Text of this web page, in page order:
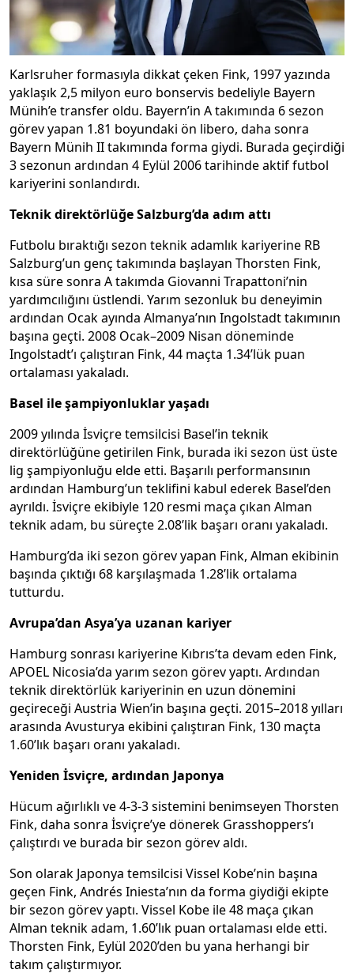
Karlsruher formasıyla dikkat çeken Fink, 1997 yazında
yaklaşık 2,5 milyon euro bonservis bedeliyle Bayern
Münih’e transfer oldu. Bayern’in A takımında 6 sezon
görev yapan 1.81 boyundaki ön libero, daha sonra
Bayern Münih II takımında forma giydi. Burada geçirdiği
3 sezonun ardından 4 Eylül 2006 tarihinde aktif futbol
kariyerini sonlandırdı.
Teknik direktörlüğe Salzburg’da adım attı
Futbolu bıraktığı sezon teknik adamlık kariyerine RB
Salzburg’un genç takımında başlayan Thorsten Fink,
kısa süre sonra A takımda Giovanni Trapattoni’nin
yardımcılığını üstlendi. Yarım sezonluk bu deneyimin
ardından Ocak ayında Almanya’nın Ingolstadt takımının
başına geçti. 2008 Ocak–2009 Nisan döneminde
Ingolstadt’ı çalıştıran Fink, 44 maçta 1.34’lük puan
ortalaması yakaladı.
Basel ile şampiyonluklar yaşadı
2009 yılında İsviçre temsilcisi Basel’in teknik
direktörlüğüne getirilen Fink, burada iki sezon üst üste
lig şampiyonluğu elde etti. Başarılı performansının
ardından Hamburg’un teklifini kabul ederek Basel’den
ayrıldı. İsviçre ekibiyle 120 resmi maça çıkan Alman
teknik adam, bu süreçte 2.08’lik başarı oranı yakaladı.
Hamburg’da iki sezon görev yapan Fink, Alman ekibinin
başında çıktığı 68 karşılaşmada 1.28’lik ortalama
tutturdu.
Avrupa’dan Asya’ya uzanan kariyer
Hamburg sonrası kariyerine Kıbrıs’ta devam eden Fink,
APOEL Nicosia’da yarım sezon görev yaptı. Ardından
teknik direktörlük kariyerinin en uzun dönemini
geçireceği Austria Wien’in başına geçti. 2015–2018 yılları
arasında Avusturya ekibini çalıştıran Fink, 130 maçta
1.60’lık başarı oranı yakaladı.
Yeniden İsviçre, ardından Japonya
Hücum ağırlıklı ve 4-3-3 sistemini benimseyen Thorsten
Fink, daha sonra İsviçre’ye dönerek Grasshoppers’ı
çalıştırdı ve burada bir sezon görev aldı.
Son olarak Japonya temsilcisi Vissel Kobe’nin başına
geçen Fink, Andrés Iniesta’nın da forma giydiği ekipte
bir sezon görev yaptı. Vissel Kobe ile 48 maça çıkan
Alman teknik adam, 1.60’lık puan ortalaması elde etti.
Thorsten Fink, Eylül 2020’den bu yana herhangi bir
takım çalıştırmıyor.